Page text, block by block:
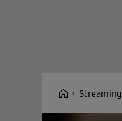
Streaming